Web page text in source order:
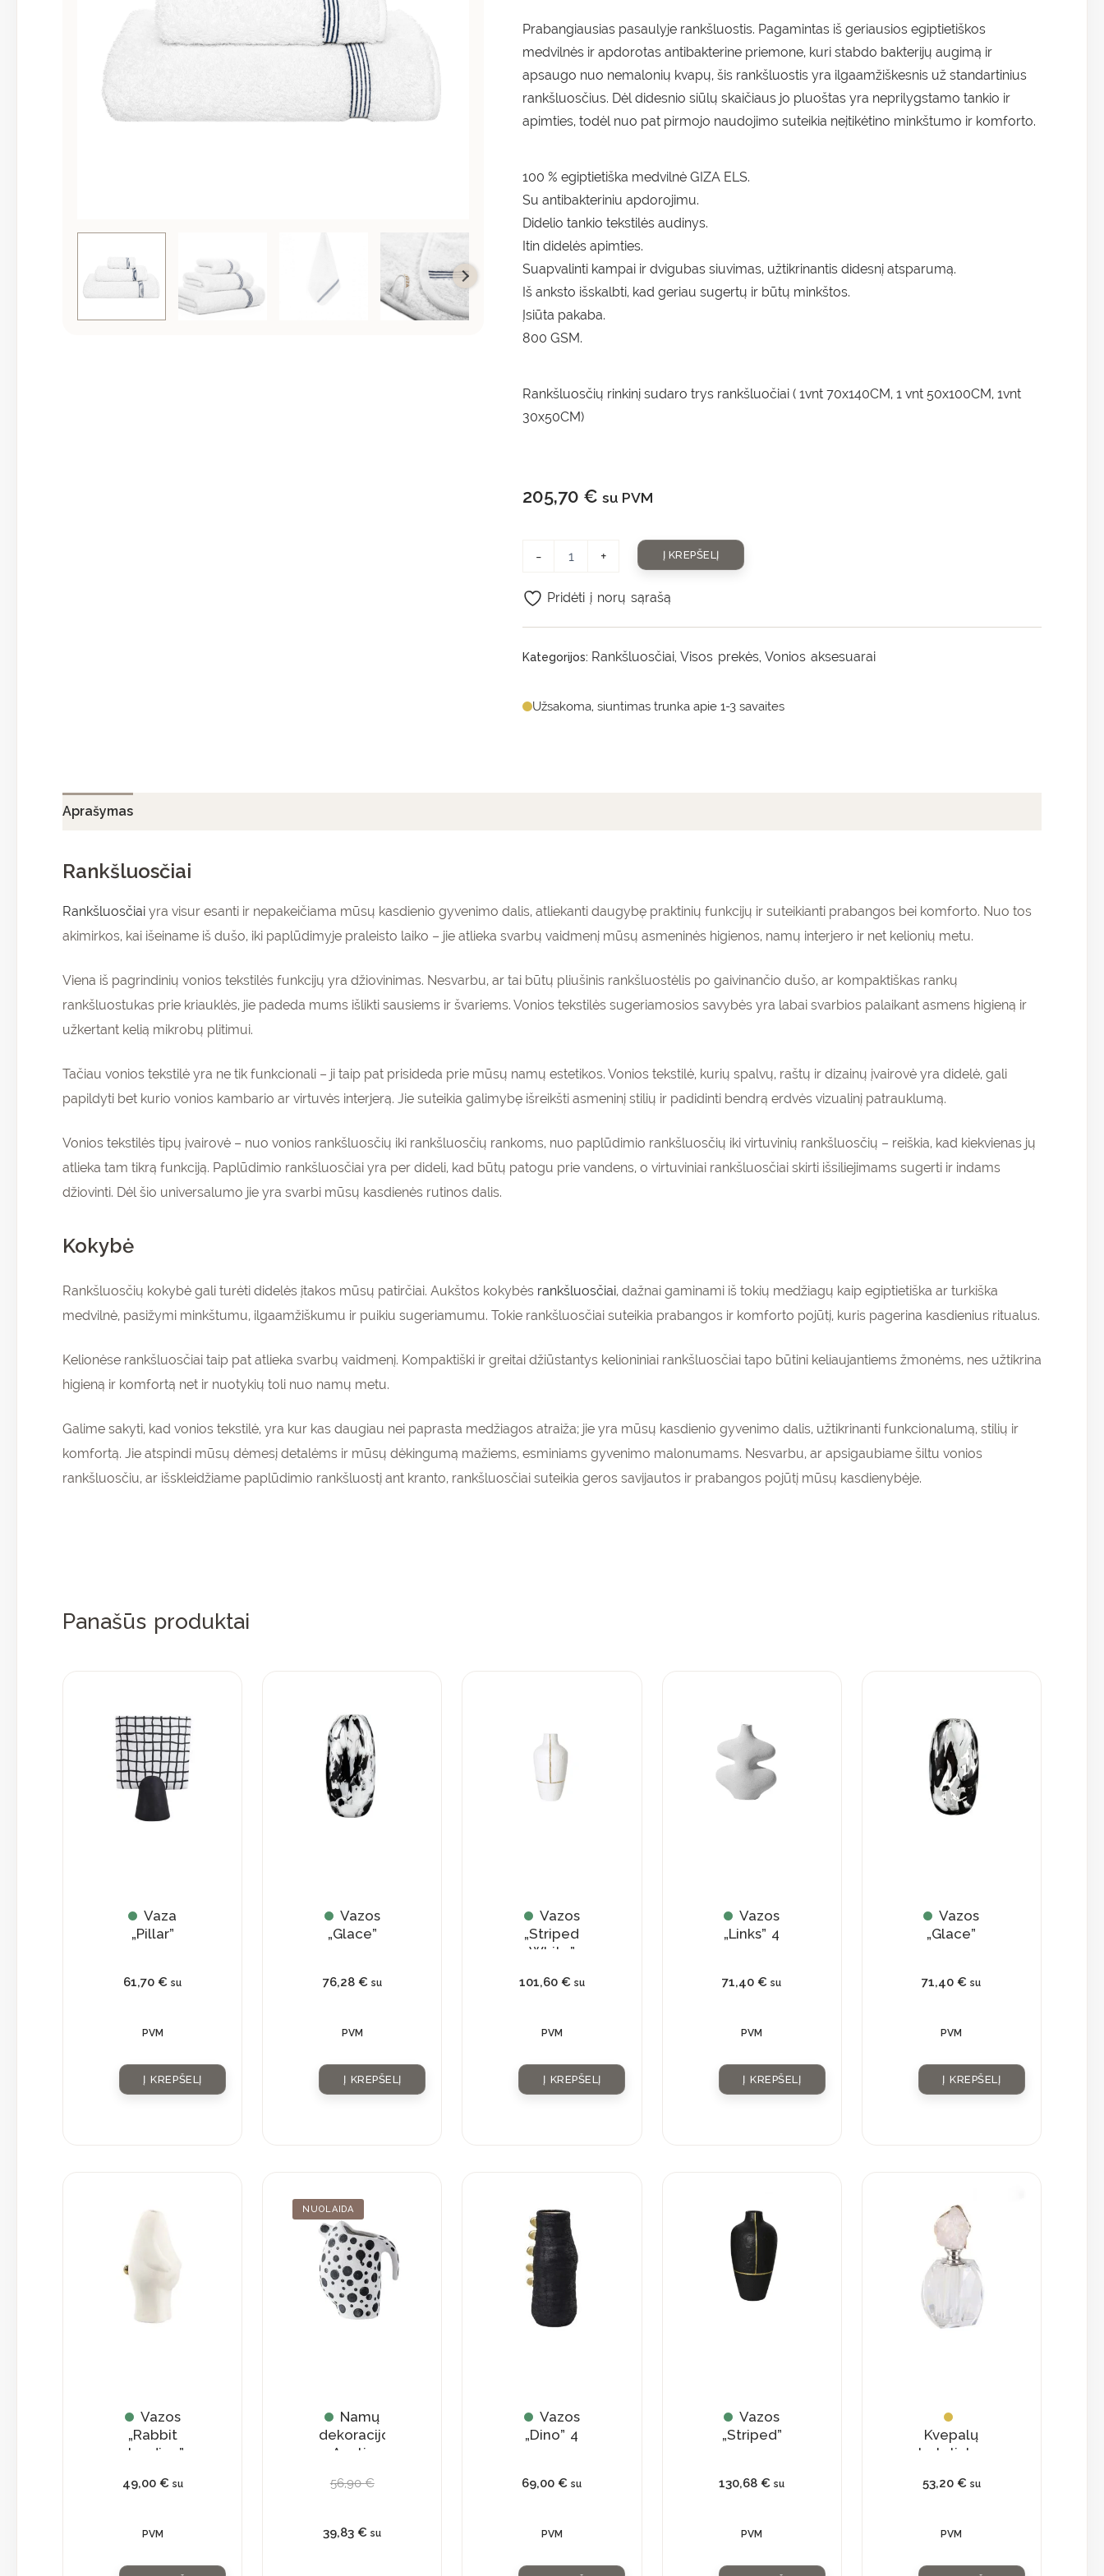
Prabangiausias pasaulyje rankšluostis. Pagamintas iš geriausios egiptietiškos
medvilnės ir apdorotas antibakterine priemone, kuri stabdo bakterijų augimą ir
apsaugo nuo nemalonių kvapų, šis rankšluostis yra ilgaamžiškesnis už standartinius
rankšluosčius. Dėl didesnio siūlų skaičiaus jo pluoštas yra neprilygstamo tankio ir
apimties, todėl nuo pat pirmojo naudojimo suteikia neįtikėtino minkštumo ir komforto.
100 % egiptietiška medvilnė GIZA ELS.
Su antibakteriniu apdorojimu.
Didelio tankio tekstilės audinys.
Itin didelės apimties.
Suapvalinti kampai ir dvigubas siuvimas, užtikrinantis didesnį atsparumą.
Iš anksto išskalbti, kad geriau sugertų ir būtų minkštos.
Įsiūta pakaba.
800 GSM.
Rankšluosčių rinkinį sudaro trys rankšluočiai ( 1vnt 70x140CM, 1 vnt 50x100CM, 1vnt
30x50CM)
205,70 € su PVM
- + Į KREPŠELĮ
Kategorijos: Rankšluosčiai,Visos prekės,Vonios aksesuarai
Užsakoma, siuntimas trunka apie 1-3 savaites
Pridėti į norų sąrašą
Aprašymas
Rankšluosčiai
Rankšluosčiai yra visur esanti ir nepakeičiama mūsų kasdienio gyvenimo dalis, atliekanti daugybę praktinių funkcijų ir suteikianti prabangos bei komforto. Nuo tos
akimirkos, kai išeiname iš dušo, iki paplūdimyje praleisto laiko – jie atlieka svarbų vaidmenį mūsų asmeninės higienos, namų interjero ir net kelionių metu.
Viena iš pagrindinių vonios tekstilės funkcijų yra džiovinimas. Nesvarbu, ar tai būtų pliušinis rankšluostėlis po gaivinančio dušo, ar kompaktiškas rankų
rankšluostukas prie kriauklės, jie padeda mums išlikti sausiems ir švariems. Vonios tekstilės sugeriamosios savybės yra labai svarbios palaikant asmens higieną ir
užkertant kelią mikrobų plitimui.
Tačiau vonios tekstilė yra ne tik funkcionali – ji taip pat prisideda prie mūsų namų estetikos. Vonios tekstilė, kurių spalvų, raštų ir dizainų įvairovė yra didelė, gali
papildyti bet kurio vonios kambario ar virtuvės interjerą. Jie suteikia galimybę išreikšti asmeninį stilių ir padidinti bendrą erdvės vizualinį patrauklumą.
Vonios tekstilės tipų įvairovė – nuo vonios rankšluosčių iki rankšluosčių rankoms, nuo paplūdimio rankšluosčių iki virtuvinių rankšluosčių – reiškia, kad kiekvienas jų
atlieka tam tikrą funkciją. Paplūdimio rankšluosčiai yra per dideli, kad būtų patogu prie vandens, o virtuviniai rankšluosčiai skirti išsiliejimams sugerti ir indams
džiovinti. Dėl šio universalumo jie yra svarbi mūsų kasdienės rutinos dalis.
Kokybė
Rankšluosčių kokybė gali turėti didelės įtakos mūsų patirčiai. Aukštos kokybės rankšluosčiai, dažnai gaminami iš tokių medžiagų kaip egiptietiška ar turkiška
medvilnė, pasižymi minkštumu, ilgaamžiškumu ir puikiu sugeriamumu. Tokie rankšluosčiai suteikia prabangos ir komforto pojūtį, kuris pagerina kasdienius ritualus.
Kelionėse rankšluosčiai taip pat atlieka svarbų vaidmenį. Kompaktiški ir greitai džiūstantys kelioniniai rankšluosčiai tapo būtini keliaujantiems žmonėms, nes užtikrina
higieną ir komfortą net ir nuotykių toli nuo namų metu.
Galime sakyti, kad vonios tekstilė, yra kur kas daugiau nei paprasta medžiagos atraiža; jie yra mūsų kasdienio gyvenimo dalis, užtikrinanti funkcionalumą, stilių ir
komfortą. Jie atspindi mūsų dėmesį detalėms ir mūsų dėkingumą mažiems, esminiams gyvenimo malonumams. Nesvarbu, ar apsigaubiame šiltu vonios
rankšluosčiu, ar išskleidžiame paplūdimio rankšluostį ant kranto, rankšluosčiai suteikia geros savijautos ir prabangos pojūtį mūsų kasdienybėje.
Panašūs produktai
Vaza
„Pillar”
61,70€ su
PVM
Į KREPŠELĮ
Vazos
„Glace”
76,28 € su
PVM
Į KREPŠELĮ
Vazos
„Striped
White”
101,60 € su
PVM
Į KREPŠELĮ
Vazos
„Links” 4
71,40€ su
PVM
Į KREPŠELĮ
Vazos
„Glace”
71,40€ su
PVM
Į KREPŠELĮ
Vazos
„Rabbit
standing”
49,00 € su
PVM
NUOLAIDA
Namų
dekoracijos
Ąsotis
56,90€
price
was:
39,83€
price
is:
su
Vazos
„Dino” 4
69,00€ su
PVM
Vazos
„Striped”
130,68€ su
PVM
Kvepalų
buteliukas
natūraliu
53,20 € su
PVM